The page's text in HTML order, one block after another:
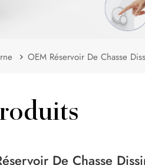
OEM Réservoir De Chasse
De Chasse